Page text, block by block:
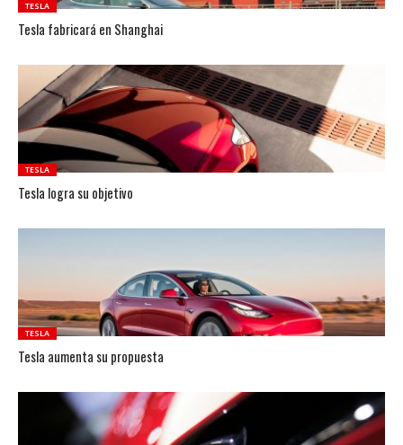
TESLA
Tesla fabricará en Shanghai
TESLA
Tesla logra su objetivo
TESLA
Tesla aumenta su propuesta